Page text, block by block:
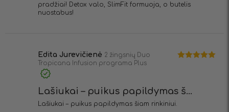
pradžiai! Detox valo, SlimFit formuoja, o butelis
nuostabus!
Edita Jurevičienė 2 žingsnių Duo
Tropicana Infusion programa Plus
Lašiukai – puikus papildymas š...
Lašiukai – puikus papildymas šiam rinkiniui.